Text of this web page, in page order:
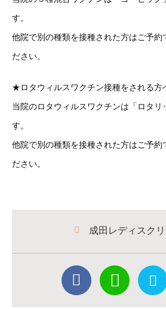
す。
他院で別の種類を接種された方はご予約
ださい。
★ロタウィルスワクチン接種をされる方
当院のロタウィルスワクチンは「ロタリ
す。
他院で別の種類を接種された方はご予約
ださい。
成田レディスク